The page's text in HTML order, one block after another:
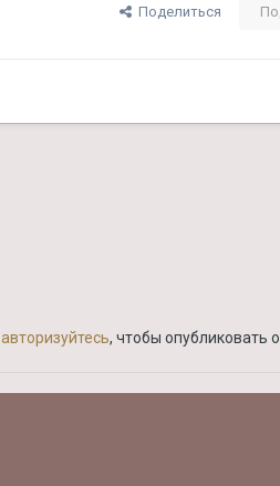
Поделиться
авторизуйтесь, чтобы опубликовать